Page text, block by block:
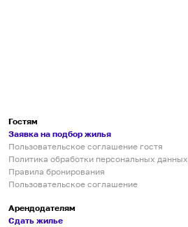
Гостям
Заявка на подбор жилья
Пользовательское соглашение гостя
Политика обработки персональных данных
Правила бронирования
Пользовательское соглашение
Арендодателям
Сдать жилье